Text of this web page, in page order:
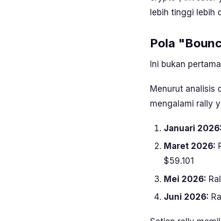
lebih tinggi lebih
Pola "
Ini bukan
Menurut analisis
mengalami rally
Januari
Maret 2026:
$59.101
Mei 2026:
Juni 2026: